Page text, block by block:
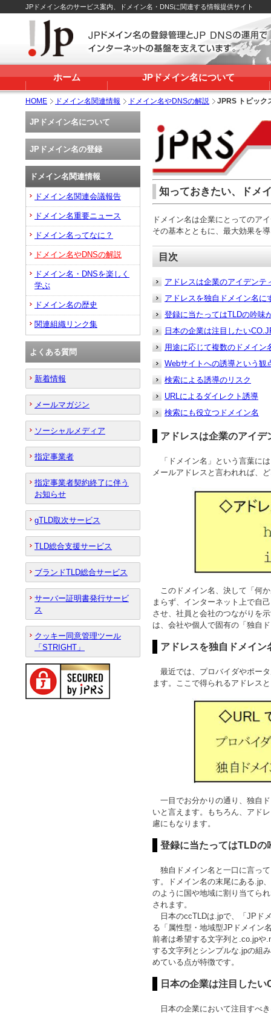
JPドメイン名のサービス案内、ドメイン名・DNSに関連する情報提供サイト
ホーム JPドメイン名について
HOME ドメイン名関連情報 ドメイン名やDNSの解説 JPRS トピック
知っておきたい、ドメ
ドメイン名は企業にとってのア
その基本とともに、最大効果を
目次
アドレスは企業のアイデンテ
アドレスを独自ドメイン名に
登録に当たってはTLDの吟味
日本の企業は注目したい
用途に応じて複数のドメイン
Webサイトへの誘導という観
検索による誘導のリスク
URLによるダイレクト誘導
検索にも役立つドメイン名
アドレスは企業のアイデ
「ドメイン名」という言葉に
メールアドレスと言われれば、
このドメイン名、決して「何
まらず、インターネット上で自
させ、社員と会社のつながりを
は、会社や個人で固有の「独自
アドレスを独自ドメイン
最近では、プロバイダやポー
ます。ここで得られるアドレス
一目でお分かりの通り、独自
いと言えます。もちろん、アド
慮にもなります。
登録に当たってはTLDの
独自ドメイン名と一口に言っ
す。ドメイン名の末尾にある.jp
のように国や地域に割り当てら
されます。
日本のccTLDは.jpで、「JPド
る「属性型・地域型JPドメイン
前者は希望する文字列と.co.jpや
する文字列とシンプルな.jpの組
めている点が特徴です。
日本の企業は注目した
日本の企業において注目すべ
JPドメイン名について
JPドメイン名の登録
ドメイン名関連情報
ドメイン名関連会議報告
ドメイン名重要ニュース
ドメイン名ってなに？
ドメイン名やDNSの解説
ドメイン名・DNSを楽しく
学ぶ
ドメイン名の歴史
関連組織リンク集
よくある質問
新着情報
メールマガジン
ソーシャルメディア
指定事業者
指定事業者契約終了に伴う
お知らせ
gTLD取次サービス
TLD総合支援サービス
ブランドTLD総合サービス
サーバー証明書発行サービ
ス
クッキー同意管理ツール
「STRIGHT」